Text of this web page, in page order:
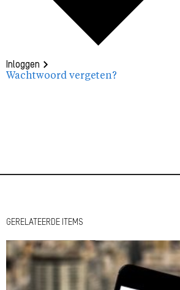
Inloggen
Wachtwoord vergeten?
GERELATEERDE ITEMS